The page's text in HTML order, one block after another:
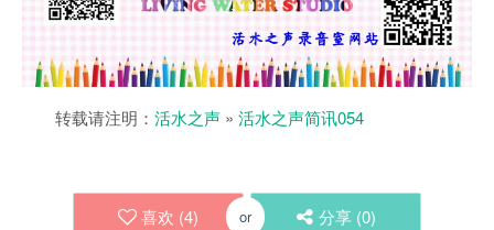
转载请注明： 活水之声 » 活水之声简讯054
喜欢 (4) or 分享 (0)